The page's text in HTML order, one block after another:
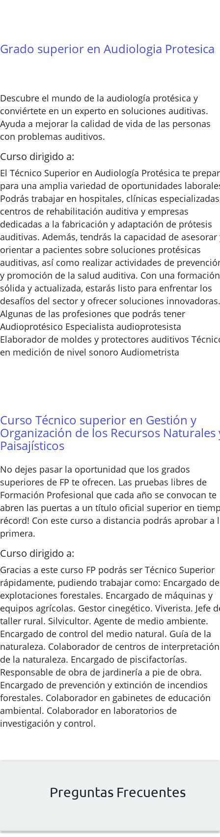
Grado superior en Audiologia Protesica
Descubre el mundo de la audiología protésica y
conviértete en un experto en soluciones auditivas.
Ayuda a mejorar la calidad de vida de las personas
con problemas auditivos.
Curso dirigido a:
El Técnico Superior en Audiología Protésica te
para una amplia variedad de oportunidades
Podrás trabajar en hospitales, clínicas
centros de rehabilitación auditiva y empresas
dedicadas a la fabricación y adaptación de prótesis
auditivas. Además, tendrás la capacidad de asesorar
orientar a pacientes sobre soluciones protésicas
auditivas, así como realizar actividades de
y promoción de la salud auditiva. Con una formación
sólida y actualizada, estarás listo para enfrentar los
desafíos del sector y ofrecer soluciones innovadoras.
Algunas de las profesiones que podrás tener
Audioprotésico Especialista audioprotesista
Elaborador de moldes y protectores auditivos
en medición de nivel sonoro Audiometrista
Curso Técnico superior en Gestión y
Organización de los Recursos Naturales
Paisajísticos
No dejes pasar la oportunidad que los grados
superiores de FP te ofrecen. Las pruebas libres de
Formación Profesional que cada año se convocan te
abren las puertas a un título oficial superior en
récord! Con este curso a distancia podrás aprobar a
primera.
Curso dirigido a:
Gracias a este curso FP podrás ser Técnico Superior
rápidamente, pudiendo trabajar como: Encargado de
explotaciones forestales. Encargado de máquinas y
equipos agrícolas. Gestor cinegético. Viverista. Jefe
taller rural. Silvicultor. Agente de medio ambiente.
Encargado de control del medio natural. Guía de la
naturaleza. Colaborador de centros de interpretación
de la naturaleza. Encargado de piscifactorías.
Responsable de obra de jardinería a pie de obra.
Encargado de prevención y extinción de incendios
forestales. Colaborador en gabinetes de educación
ambiental. Colaborador en laboratorios de
investigación y control.
Preguntas Frecuentes